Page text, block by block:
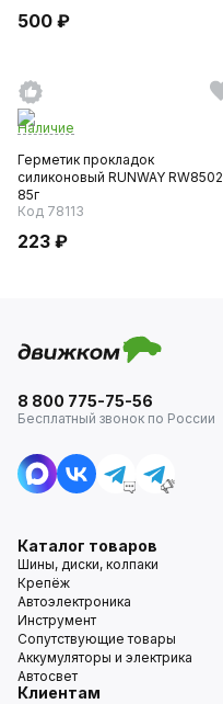
500 ₽
Наличие
Герметик прокладок
силиконовый RUNWAY RW8502
85г
Код 78113
223 ₽
8 800 775-75-56
Бесплатный звонок по России
Каталог товаров
Шины, диски, колпаки
Крепёж
Автоэлектроника
Инструмент
Сопутствующие товары
Аккумуляторы и электрика
Автосвет
Клиентам